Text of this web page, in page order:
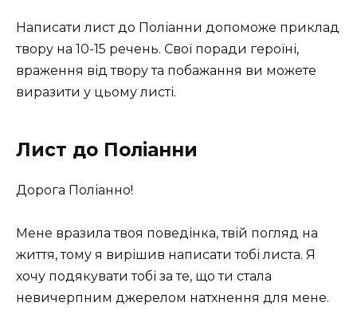
Написати лист до Поліанни допоможе приклад
твору на 10-15 речень. Свої поради героїні,
враження від твору та побажання ви можете
виразити у цьому листі.
Лист до Поліанни
Дорога Поліанно!
Мене вразила твоя поведінка, твій погляд на
життя, тому я вирішив написати тобі листа. Я
хочу подякувати тобі за те, що ти стала
невичерпним джерелом натхнення для мене.